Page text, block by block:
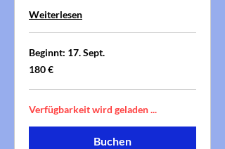
Weiterlesen
Beginnt: 17. Sept.
180
Euro
180 €
Verfügbarkeit wird geladen ...
Buchen